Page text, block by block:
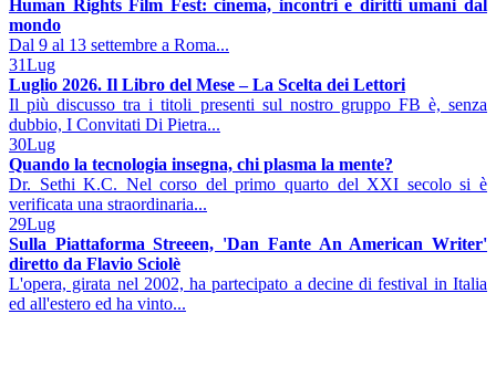
Human Rights Film Fest: cinema, incontri e diritti umani dal
mondo
Dal 9 al 13 settembre a Roma...
31Lug
Luglio 2026. Il Libro del Mese – La Scelta dei Lettori
Il più discusso tra i titoli presenti sul nostro gruppo FB è, senza
dubbio, I Convitati Di Pietra...
30Lug
Quando la tecnologia insegna, chi plasma la mente?
Dr. Sethi K.C. Nel corso del primo quarto del XXI secolo si è
verificata una straordinaria...
29Lug
Sulla Piattaforma Streeen, 'Dan Fante An American Writer'
diretto da Flavio Sciolè
L'opera, girata nel 2002, ha partecipato a decine di festival in Italia
ed all'estero ed ha vinto...